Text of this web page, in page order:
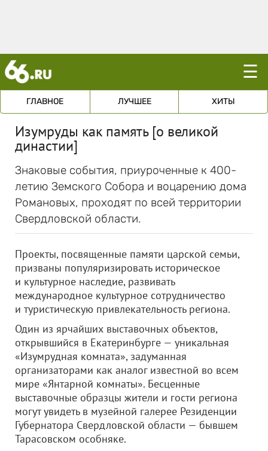
☰
ГЛАВНОЕ ЛУЧШЕЕ ХИТЫ
Изумруды как память [о великой
династии]
Знаковые события, приуроченные к 400-
летию Земского Собора и воцарению дома
Романовых, проходят по всей территории
Свердловской области.
Проекты, посвященные памяти царской семьи,
призваны популяризировать историческое
и культурное наследие, развивать
международное культурное сотрудничество
и туристическую привлекательность региона.
Один из ярчайших выставочных объектов,
открывшийся в Екатеринбурге — уникальная
«Изумрудная комната», задуманная
организаторами как аналог известной во всем
мире «Янтарной комнаты». Бесценные
выставочные образцы жители и гости региона
могут увидеть в музейной галерее Резиденции
Губернатора Свердловской области — бывшем
Тарасовском особняке.